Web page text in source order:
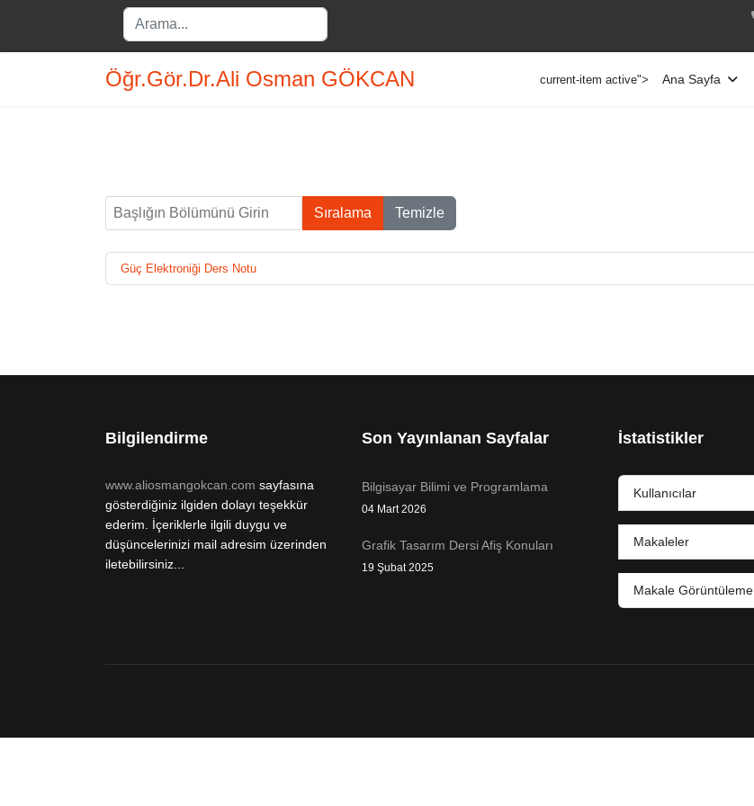
Search
...
Öğr.Gör.Dr.Ali Osman GÖKCAN current-item active"> Ana Sayfa
Başlığın Bölümünü Girin
Sıralama Temizle
Güç Elektroniği Ders Notu
Bilgilendirme
www.aliosmangokcan.com sayfasına
gösterdiğiniz ilgiden dolayı teşekkür
ederim. İçeriklerle ilgili duygu ve
düşüncelerinizi mail adresim üzerinden
iletebilirsiniz...
Son Yayınlanan Sayfalar
Bilgisayar Bilimi ve Programlama
04 Mart 2026
Grafik Tasarım Dersi Afiş Konuları
19 Şubat 2025
İstatistikler
Kullanıcılar
Makaleler
Makale Görüntüleme